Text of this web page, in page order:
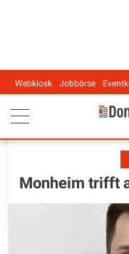
Main navigation
Webkiosk Jobbörse
Monheim trifft